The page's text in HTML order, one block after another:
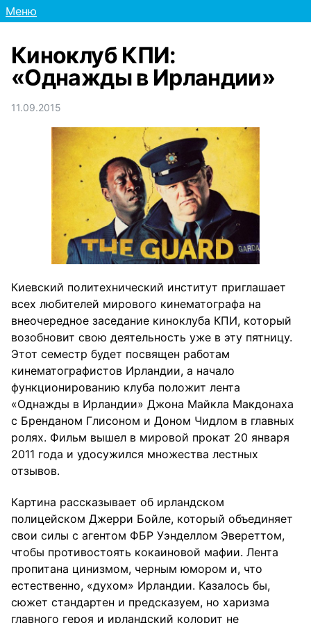
Меню
Киноклуб КПИ:
«Однажды в Ирландии»
11.09.2015
Киевский политехнический институт приглашает
всех любителей мирового кинематографа на
внеочередное заседание киноклуба КПИ, который
возобновит свою деятельность уже в эту пятницу.
Этот семестр будет посвящен работам
кинематографистов Ирландии, а начало
функционированию клуба положит лента
«Однажды в Ирландии» Джона Майкла Макдонаха
с Бренданом Глисоном и Доном Чидлом в главных
ролях. Фильм вышел в мировой прокат 20 января
2011 года и удосужился множества лестных
отзывов.
Картина рассказывает об ирландском
полицейском Джерри Бойле, который объединяет
свои силы с агентом ФБР Уэнделлом Эвереттом,
чтобы противостоять кокаиновой мафии. Лента
пропитана цинизмом, черным юмором и, что
естественно, «духом» Ирландии. Казалось бы,
сюжет стандартен и предсказуем, но харизма
главного героя и ирландский колорит не